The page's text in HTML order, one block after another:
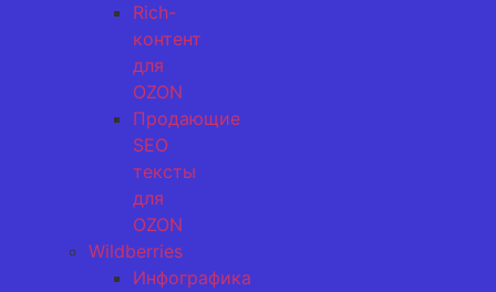
Rich-
контент
для
OZON
Продающие
SEO
тексты
для
OZON
Wildberries
Инфографика